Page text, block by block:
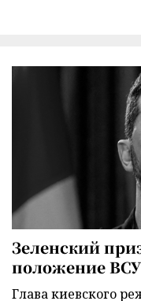
Зеленский
положение
Глава киевского